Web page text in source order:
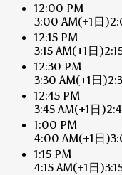
12:00 PM
3:00 AM(+1日)
12:15 PM
3:15 AM(+1日)
12:30 PM
3:30 AM(+1日)
12:45 PM
3:45 AM(+1日)
1:00 PM
4:00 AM(+1日)
1:15 PM
4:15 AM(+1日)